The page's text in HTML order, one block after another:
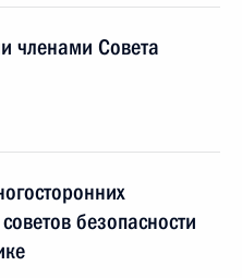
членами Совета
безопасности